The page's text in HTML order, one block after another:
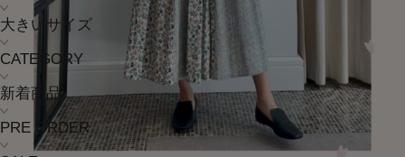
大きいサイズ
CATEGORY
新着商品
PRE ORDER